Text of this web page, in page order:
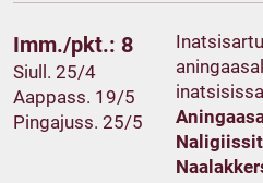
Imm./pkt.: 8
Siull. 25/4
Aappass. 19/5
Pingajuss. 25/5